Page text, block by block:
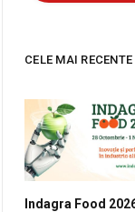
CELE MAI
Indagra Food